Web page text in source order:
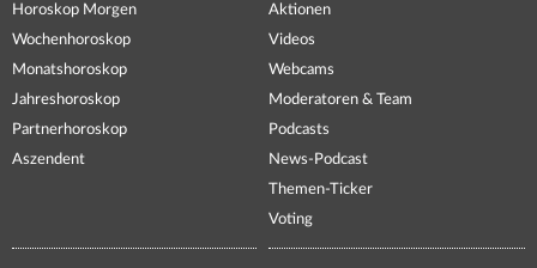
Horoskop Morgen
Wochenhoroskop
Monatshoroskop
Jahreshoroskop
Partnerhoroskop
Aszendent
Aktionen
Videos
Webcams
Moderatoren & Team
Podcasts
News-Podcast
Themen-Ticker
Voting